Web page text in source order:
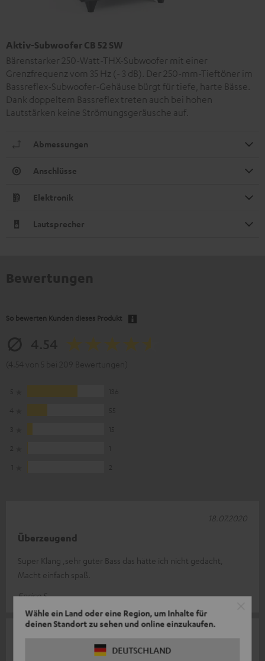
Wähle ein Land oder eine Region, um Inhalte für
deinen Standort zu sehen und online einzukaufen.
DEUTSCHLAND
Aktiv-Subwoofer CB 52 SW
Bärenstarker 250-Watt-THX-Subwoofer mit einer
Grenzfrequenz vom 35 Hz (- 3 dB). Der 250-mm-Tieftöner im
Bassreflex-Subwoofer-Gehäuse bürgt für tiefe, harte Bässe.
Dank doppeltem Bassreflex treten auch bei hohen
Lautstärken keine Strömungsgeräusche auf.
Abmessungen
Anschlüsse
Elektronik
Lautsprecher
So bewerten Kunden dieses Produkt
Überzeugend
Super Klang ,sehr guter Bass das hätte ich nicht gedacht,
Macht einfach spaß.
Enrico S.
18.07.2020